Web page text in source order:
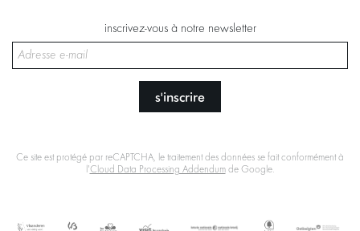
inscrivez-vous à notre newsletter
s'inscrire
Ce site est protégé par reCAPTCHA, le traitement des données se fait conformément à
l'Cloud Data Processing Addendumde Google.